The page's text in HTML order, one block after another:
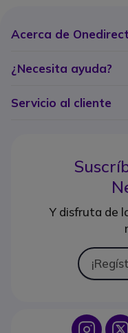
Acerca de Onedirect
¿Necesita ayuda?
Servicio al cliente
Y disfruta de
Icon